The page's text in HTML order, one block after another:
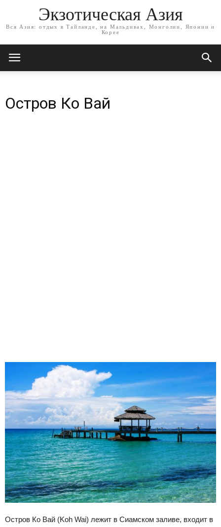
Экзотическая Азия
Вся Азия: отдых в Тайланде, на Мальдивах, Монголии, Японии и
Корее
Остров Ко Вай
Остров Ко Вай (Koh Wai) лежит в Сиамском заливе, входит в